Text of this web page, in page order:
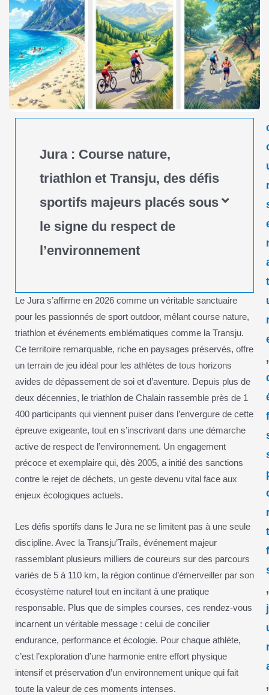
Jura : Course nature,
triathlon et Transju, des défis
sportifs majeurs placés sous
le signe du respect de
l’environnement
Le Jura s’affirme en 2026 comme un véritable sanctuaire
pour les passionnés de sport outdoor, mêlant course nature,
triathlon et événements emblématiques comme la Transju.
Ce territoire remarquable, riche en paysages préservés, offre
un terrain de jeu idéal pour les athlètes de tous horizons
avides de dépassement de soi et d’aventure. Depuis plus de
deux décennies, le triathlon de Chalain rassemble près de 1
400 participants qui viennent puiser dans l’envergure de cette
épreuve exigeante, tout en s’inscrivant dans une démarche
active de respect de l’environnement. Un engagement
précoce et exemplaire qui, dès 2005, a initié des sanctions
contre le rejet de déchets, un geste devenu vital face aux
enjeux écologiques actuels.
Les défis sportifs dans le Jura ne se limitent pas à une seule
discipline. Avec la Transju’Trails, événement majeur
rassemblant plusieurs milliers de coureurs sur des parcours
variés de 5 à 110 km, la région continue d’émerveiller par son
écosystème naturel tout en incitant à une pratique
responsable. Plus que de simples courses, ces rendez-vous
incarnent un véritable message : celui de concilier
endurance, performance et écologie. Pour chaque athlète,
c’est l’exploration d’une harmonie entre effort physique
intensif et préservation d’un environnement unique qui fait
toute la valeur de ces moments intenses.
,
,
j
,